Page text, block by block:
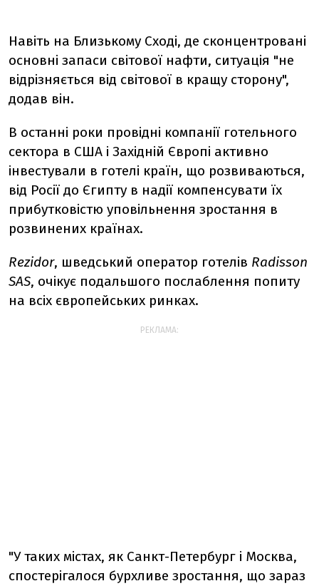
Навіть на Близькому Сході, де сконцентровані
основні запаси світової нафти, ситуація "не
відрізняється від світової в кращу сторону",
додав він.
В останні роки провідні компанії готельного
сектора в США і Західній Європі активно
інвестували в готелі країн, що розвиваються,
від Росії до Єгипту в надії компенсувати їх
прибутковістю уповільнення зростання в
розвинених країнах.
Rezidor, шведський оператор готелів Radisson
SAS, очікує подальшого послаблення попиту
на всіх європейських ринках.
РЕКЛАМА:
"У таких містах, як Санкт-Петербург і Москва,
спостерігалося бурхливе зростання, що зараз